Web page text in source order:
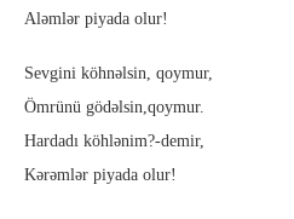
Aləmlər piyada olur!
Sevgini köhnəlsin, qoymur,
Ömrünü gödəlsin,qoymur.
Hardadı köhlənim?-demir,
Kərəmlər piyada olur!